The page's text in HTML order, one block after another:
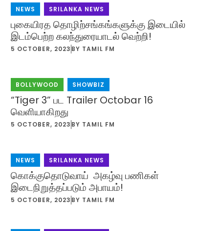
NEWS SRILANKA NEWS
புகையிரத தொழிற்சங்கங்களுக்கு இடையில்
இடம்பெற்ற கலந்துரையாடல் வெற்றி!
5 OCTOBER, 2023 BY TAMIL FM
BOLLYWOOD SHOWBIZ
“Tiger 3” பட Trailer Octobar 16
வெளியாகிறது
5 OCTOBER, 2023 BY TAMIL FM
NEWS SRILANKA NEWS
கொக்குதொடுவாய் அகழ்வு பணிகள்
இடைநிறுத்தப்படும் அபாயம்!
5 OCTOBER, 2023 BY TAMIL FM